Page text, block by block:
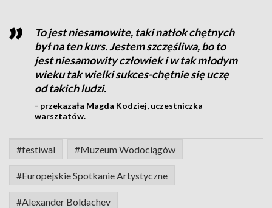
To jest niesamowite, taki natłok chętnych
był na ten kurs. Jestem szczęśliwa, bo to
jest niesamowity człowiek i w tak młodym
wieku tak wielki sukces-chętnie się uczę
od takich ludzi.
- przekazała Magda Kodziej, uczestniczka
warsztatów.
#festiwal #Muzeum Wodociągów
#Europejskie Spotkanie Artystyczne
#Alexander Boldachev